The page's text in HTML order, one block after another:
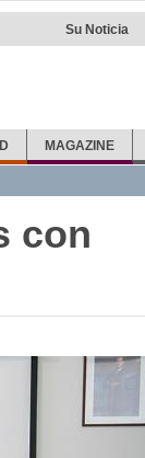
Su Noticia
MAGAZINE
con